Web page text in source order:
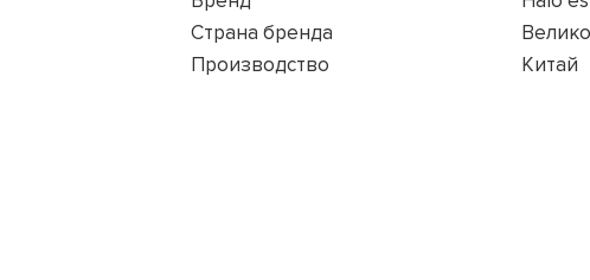
Страна бренда
Производство
Китай